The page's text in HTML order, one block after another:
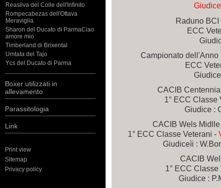
Reasilva del Colle dell'Infinito
Rompecabezas dell'Ottava
Meraviglia
Sharon del Ducato di ParmaCiao
amore mio
Timberland di Brixental
Umtata del Tajo
Ycs del Ducato di Parma
Boxer utilizzati in
allevamento
Parassitologia
Link
Print view
Sitemap
Privacy policy
Raduno
ECC
Campionato
ECC
CACIB
1° ECC Classe
Giudice :
CACIB Wels
1° ECC Classe Veterani -
Giudiceìi :
CACIB
1° ECC Classe
Giudice :